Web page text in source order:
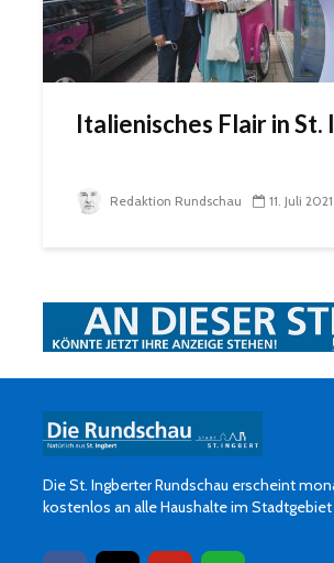
Italienisches Flair in
Redaktion Rundschau 11. Juli 2021
Die St. Ingberter Rundschau erscheint
kostenlos an alle Haushalte im